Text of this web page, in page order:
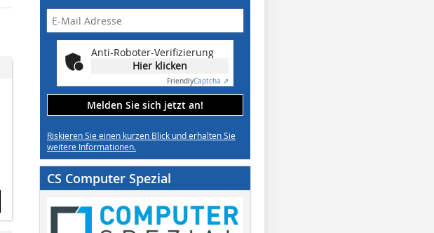
Anti-Roboter-Verifizierung
Hier klicken
FriendlyCaptcha ⇗
Melden Sie sich jetzt an!
Riskieren Sie einen kurzen Blick und erhalten Sie
weitere Informationen.
CS Computer Spezial